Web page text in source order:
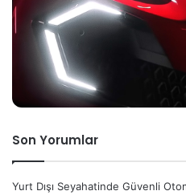
Son Yorumlar
Yurt Dışı Seyahatinde Güvenli